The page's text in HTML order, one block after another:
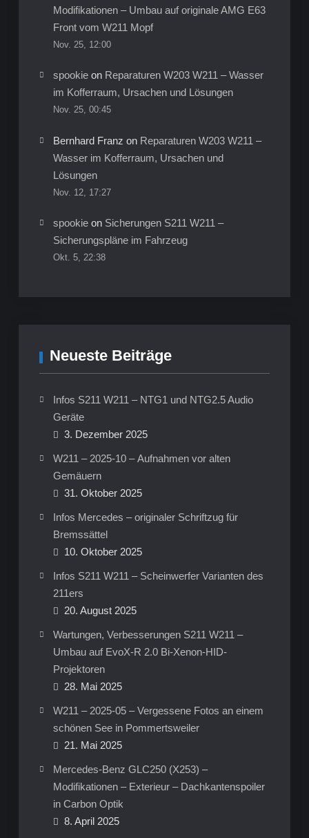
Modifikationen – Umbau auf originale AMG E63
Front vom W211 Mopf
Nov. 25, 12:00
spookieon Reparaturen W203 W211 – Wasser
im Kofferraum, Ursachen und Lösungen
Nov. 25, 00:45
Bernhard Franz on Reparaturen W203 W211 –
Wasser im Kofferraum, Ursachen und
Lösungen
Nov. 12, 17:27
spookieon Sicherungen S211 W211 –
Sicherungspläne im Fahrzeug
Okt. 5, 22:38
Neueste Beiträge
Infos S211 W211 – NTG1 und NTG2.5 Audio
Geräte
3. Dezember 2025
W211 – 2025-10 – Aufnahmen vor alten
Gemäuern
31. Oktober 2025
Infos Mercedes – originaler Schriftzug für
Bremssättel
10. Oktober 2025
Infos S211 W211 – Scheinwerfer Varianten des
211ers
20. August 2025
Wartungen, Verbesserungen S211 W211 –
Umbau auf EvoX-R 2.0 Bi-Xenon-HID-
Projektoren
28. Mai 2025
W211 – 2025-05 – Vergessene Fotos an einem
schönen See in Pommertsweiler
21. Mai 2025
Mercedes-Benz GLC250 (X253) –
Modifikationen – Exterieur – Dachkantenspoiler
in Carbon Optik
8. April 2025